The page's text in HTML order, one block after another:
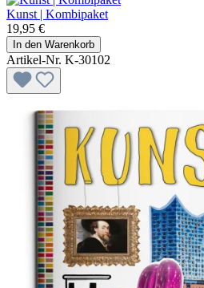
Kunst | Kombipaket
19,95 €
In den Warenkorb
Artikel-Nr. K-30102